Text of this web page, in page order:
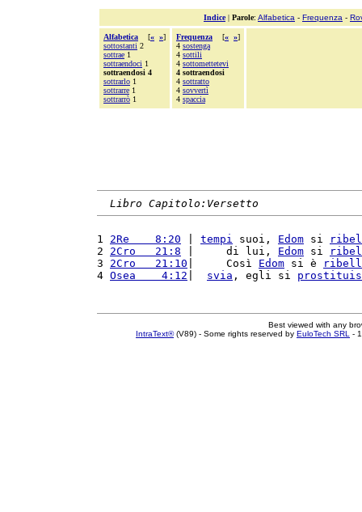
Indice| Parole: Alfabetica - Frequenza -
Alfabetica [« »]
sottostanti 2
sottrae 1
sottraendoci 1
sottraendosi 4
sottrarlo 1
sottrarre 1
sottrarrò 1
Frequenza [« »]
4 sostenga
4 sottili
4 sottomettetevi
4 sottraendosi
4 sottratto
4 sovvertì
4 spaccia
Libro Capitolo:Versetto
1 2Re    8:20 tempi suoi, Edom si
2 2Cro   21:8 |     di lui, Edom si
3 2Cro   21:10 |     Così Edom si è
4 Osea    4:12 svia , egli si
Best viewed with any
IntraText®(V89) - Some rights reserved by EuloTech SRL -